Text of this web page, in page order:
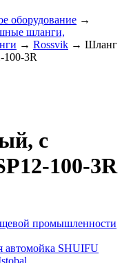
оборудование →
шланги,
→ Rossvik → Шланг
100-3R
с
100-3R
промышленности
автомойка SHUIFU